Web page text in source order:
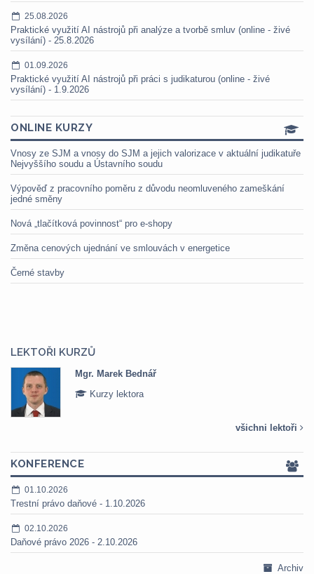
25.08.2026
Praktické využití AI nástrojů při analýze a tvorbě smluv (online - živé
vysílání) - 25.8.2026
01.09.2026
Praktické využití AI nástrojů při práci s judikaturou (online - živé
vysílání) - 1.9.2026
ONLINE KURZY
Vnosy ze SJM a vnosy do SJM a jejich valorizace v aktuální judikatuře
Nejvyššího soudu a Ústavního soudu
Výpověď z pracovního poměru z důvodu neomluveného zameškání
jedné směny
Nová „tlačítková povinnost“ pro e-shopy
Změna cenových ujednání ve smlouvách v energetice
Černé stavby
LEKTOŘI KURZŮ
Mgr. Marek Bednář
Kurzy lektora
všichni lektoři
KONFERENCE
01.10.2026
Trestní právo daňové - 1.10.2026
02.10.2026
Daňové právo 2026 - 2.10.2026
Archiv